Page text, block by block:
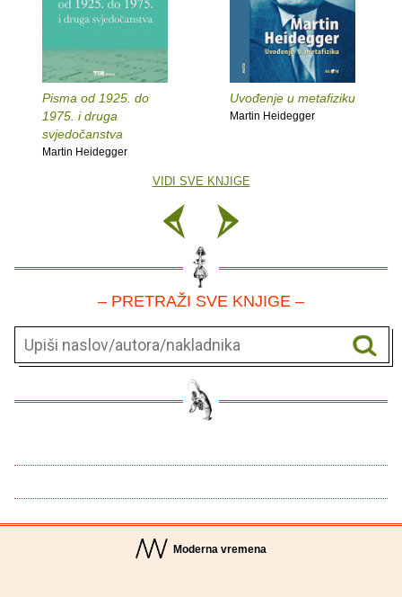
Pisma od 1925. do
1975. i druga
svjedočanstva
Martin Heidegger
Uvođenje u metafiziku
Martin Heidegger
VIDI SVE KNJIGE
– PRETRAŽI SVE KNJIGE –
Moderna vremena